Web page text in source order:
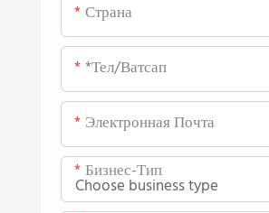
Страна
*тел/ватсап
Электронная Почта
Бизнес-Тип